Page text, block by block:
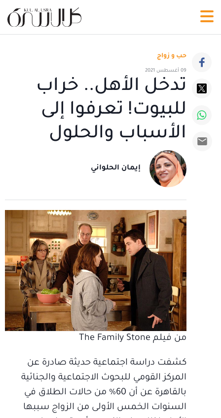
حب و زواج
09 أغسطس 2021
تدخل الأهل.. خراب
للبيوت! تعرفوا إلى
الأسباب والحلول
إيمان الحلواني
من فيلم The Family Stone
كشفت دراسة اجتماعية حديثة صادرة عن
المركز القومي للبحوث الاجتماعية والجنائية
بالقاهرة عن أن 60% من حالات الطلاق في
السنوات الخمس الأولى من الزواج سببها